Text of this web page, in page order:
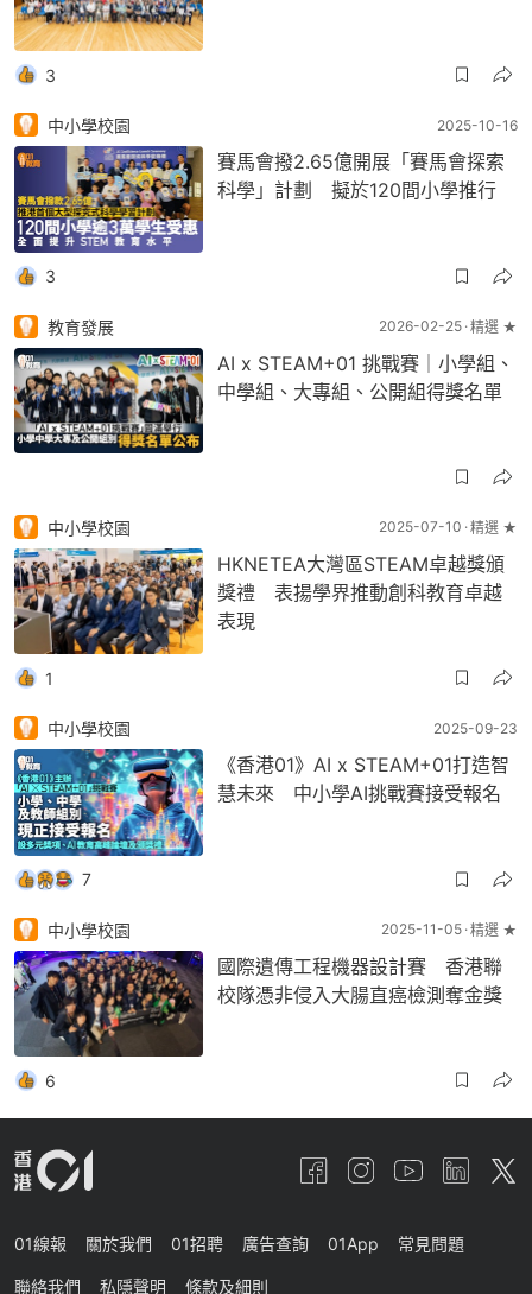
3
中小學校園 2025-10-16
賽馬會撥2.65億開展「賽馬會探索
科學」計劃 擬於120間小學推行
3
教育發展 2026-02-25 精選 ★
AI x STEAM+01 挑戰賽｜小學組、
中學組、大專組、公開組得獎名單
中小學校園 2025-07-10 精選 ★
HKNETEA大灣區STEAM卓越獎頒
獎禮 表揚學界推動創科教育卓越
表現
1
中小學校園 2025-09-23
《香港01》AI x STEAM+01打造智
慧未來 中小學AI挑戰賽接受報名
7
中小學校園 2025-11-05 精選 ★
國際遺傳工程機器設計賽 香港聯
校隊憑非侵入大腸直癌檢測奪金獎
6
01線報 關於我們 01招聘 廣告查詢 01App 常見問題
聯絡我們 私隱聲明 條款及細則